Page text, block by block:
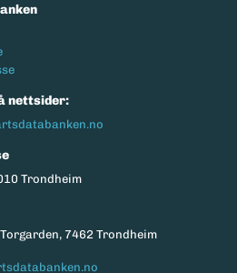
nettsider:
Trondheim
7462 Trondheim